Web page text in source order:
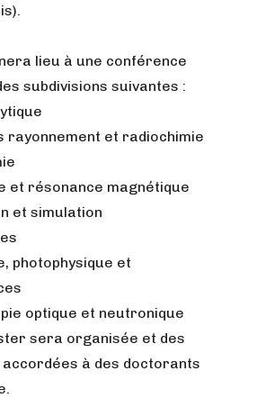
lieu à une conférence
subdivisions suivantes :
rayonnement et radiochimie
et résonance magnétique
et simulation
photophysique et
optique et neutronique
sera organisée et des
à des doctorants